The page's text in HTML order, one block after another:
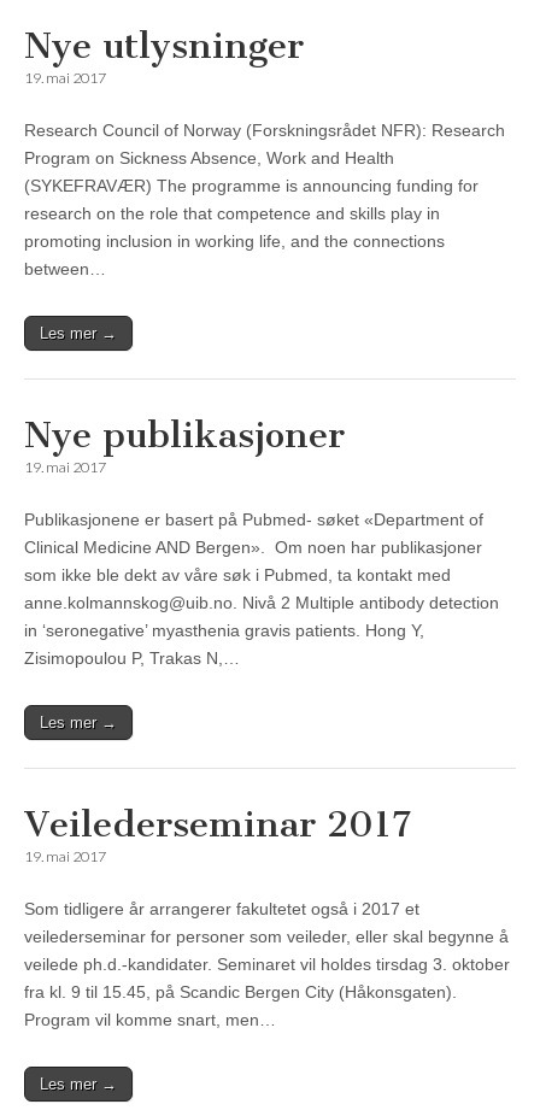
Nye utlysninger
19. mai 2017
Research Council of Norway (Forskningsrådet NFR): Research
Program on Sickness Absence, Work and Health
(SYKEFRAVÆR) The programme is announcing funding for
research on the role that competence and skills play in
promoting inclusion in working life, and the connections
between…
Les mer →
Nye publikasjoner
19. mai 2017
Publikasjonene er basert på Pubmed- søket «Department of
Clinical Medicine AND Bergen». Om noen har publikasjoner
som ikke ble dekt av våre søk i Pubmed, ta kontakt med
anne.kolmannskog@uib.no. Nivå 2 Multiple antibody detection
in ‘seronegative’ myasthenia gravis patients. Hong Y,
Zisimopoulou P, Trakas N,…
Les mer →
Veilederseminar 2017
19. mai 2017
Som tidligere år arrangerer fakultetet også i 2017 et
veilederseminar for personer som veileder, eller skal begynne å
veilede ph.d.-kandidater. Seminaret vil holdes tirsdag 3. oktober
fra kl. 9 til 15.45, på Scandic Bergen City (Håkonsgaten).
Program vil komme snart, men…
Les mer →